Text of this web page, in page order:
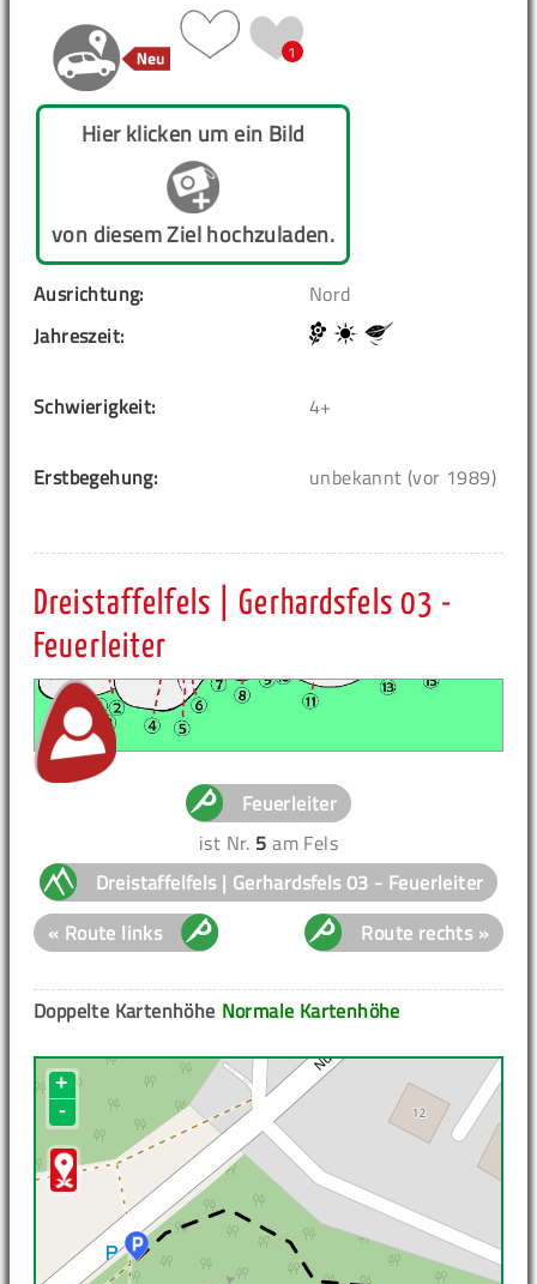
1
Hier klicken um ein Bild
von diesem Ziel hochzuladen.
Ausrichtung:
Nord
Jahreszeit:
Schwierigkeit: 4+
Erstbegehung: unbekannt (vor 1989)
Dreistaffelfels | Gerhardsfels 03 -
Feuerleiter
Feuerleiter
ist Nr. 5 am Fels
Dreistaffelfels | Gerhardsfels 03 - Feuerleiter
« Route links
Route rechts »
Normale Kartenhöhe
Doppelte Kartenhöhe
+
-